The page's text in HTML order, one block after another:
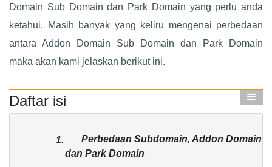
Domain Sub Domain dan Park Domain yang perlu anda
ketahui. Masih banyak yang keliru mengenai perbedaan
antara Addon Domain Sub Domain dan Park Domain
maka akan kami jelaskan berikut ini.
Daftar isi
1.
Perbedaan Subdomain, Addon Domain
dan Park Domain